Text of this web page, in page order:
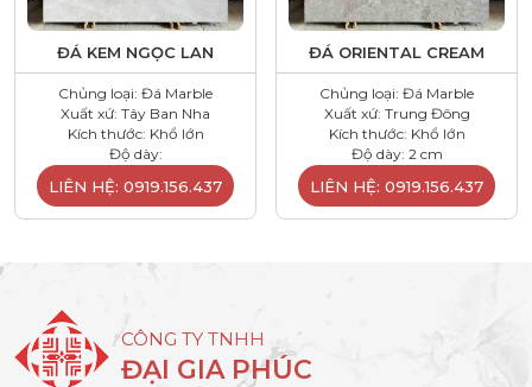
ĐÁ KEM NGỌC LAN
Chủng loại: Đá Marble
Xuất xứ: Tây Ban Nha
Kích thước: Khổ lớn
Độ dày:
LIÊN HỆ: 0919.156.437
ĐÁ ORIENTAL CREAM
Chủng loại: Đá Marble
Xuất xứ: Trung Đông
Kích thước: Khổ lớn
Độ dày: 2 cm
LIÊN HỆ: 0919.156.437
CÔNG TY TNHH
ĐẠI GIA PHÚC